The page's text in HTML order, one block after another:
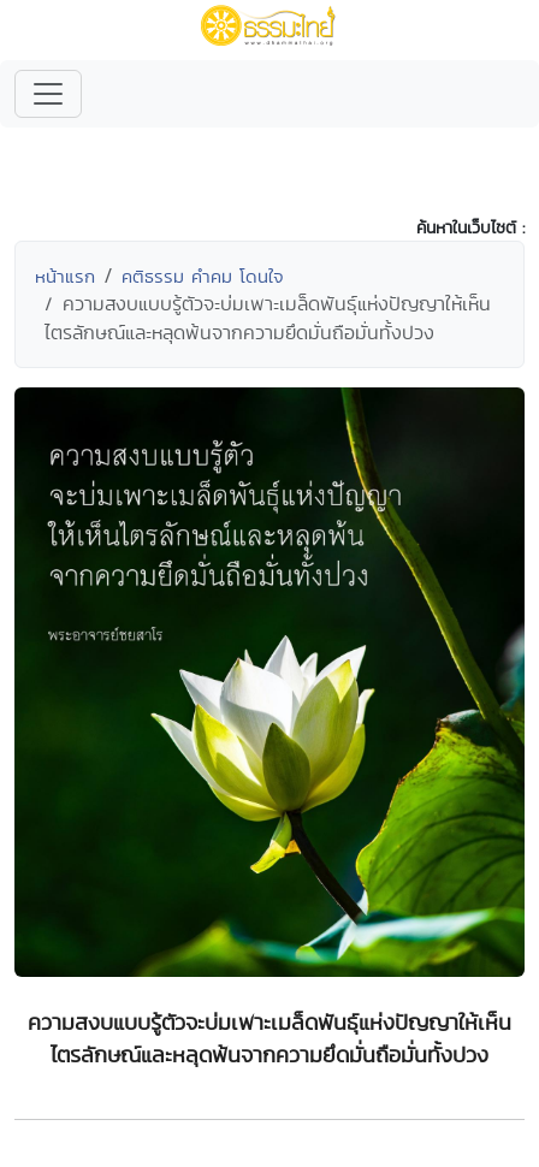
ค้นหาในเว็บไซต์ :
หน้าแรก คติธรรม คำคม โดนใจ
ความสงบแบบรู้ตัวจะบ่มเพาะเมล็ดพันธุ์แห่งปัญญาให้เห็น
ไตรลักษณ์และหลุดพ้นจากความยึดมั่นถือมั่นทั้งปวง
ความสงบแบบรู้ตัวจะบ่มเพาะเมล็ดพันธุ์แห่งปัญญาให้เห็น
ไตรลักษณ์และหลุดพ้นจากความยึดมั่นถือมั่นทั้งปวง